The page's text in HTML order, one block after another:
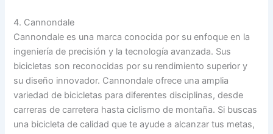
4. Cannondale
Cannondale es una marca conocida por su enfoque en la
ingeniería de precisión y la tecnología avanzada. Sus
bicicletas son reconocidas por su rendimiento superior y
su diseño innovador. Cannondale ofrece una amplia
variedad de bicicletas para diferentes disciplinas, desde
carreras de carretera hasta ciclismo de montaña. Si buscas
una bicicleta de calidad que te ayude a alcanzar tus metas,